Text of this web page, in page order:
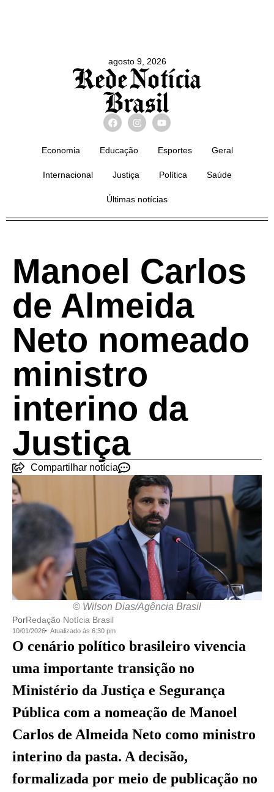
agosto 9, 2026
Economia Educação Esportes Geral
Internacional Justiça Política Saúde
Últimas notícias
Manoel Carlos
de Almeida
Neto nomeado
ministro
interino da
Justiça
Compartilhar notícia
© Wilson Dias/Agência Brasil
PorRedação Notícia Brasil
10/01/2026 Atualizado às 6:30 pm
O cenário político brasileiro vivencia
uma importante transição no
Ministério da Justiça e Segurança
Pública com a nomeação de Manoel
Carlos de Almeida Neto como ministro
interino da pasta. A decisão,
formalizada por meio de publicação no